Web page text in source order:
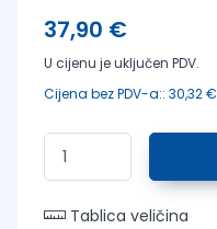
37,90 €
U cijenu je uključen PDV.
Cijena bez PDV-a:: 30,32 €
Tablica veličina